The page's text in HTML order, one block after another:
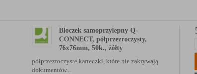
Bloczek samoprzylepny Q-
CONNECT, półprzezroczysty,
76x76mm, 50k., żółty
półprzezroczyste karteczki, które nie zakrywają
dokumentów...